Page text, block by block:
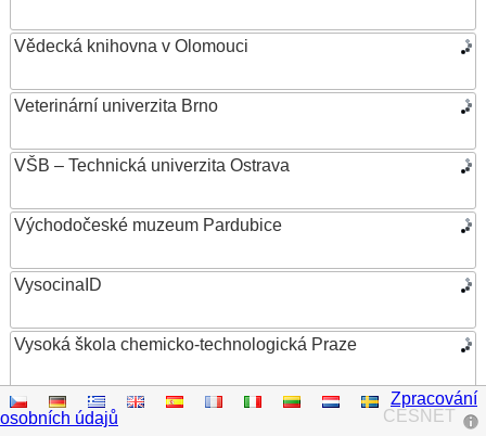
Vědecká knihovna v Olomouci
Veterinární univerzita Brno
VŠB – Technická univerzita Ostrava
Východočeské muzeum Pardubice
VysocinaID
Vysoká škola chemicko-technologická Praze
Vysoká škola ekonomická v Praze
CESNET
Zpracování
osobních údajů